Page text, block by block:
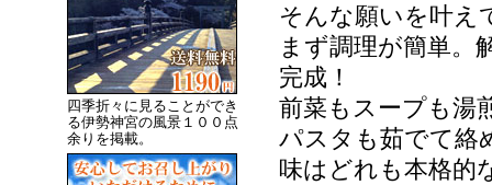
四季折々に見ることができ
る伊勢神宮の風景１００点
余りを掲載。
そんな願いを叶え
まず調理が簡単。
完成！
前菜もスープも湯
パスタも茹でて絡
味はどれも本格的